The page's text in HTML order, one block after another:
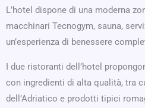
L’hotel dispone di una moderna
macchinari Tecnogym, sauna,
un’esperienza di benessere
I due ristoranti dell’hotel
con ingredienti di alta qualità, tra
dell’Adriatico e prodotti tipici